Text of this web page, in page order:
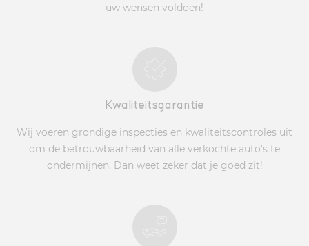
uw wensen voldoen!
Kwaliteitsgarantie
Wij voeren grondige inspecties en kwaliteitscontroles uit
om de betrouwbaarheid van alle verkochte auto's te
ondermijnen. Dan weet zeker dat je goed zit!